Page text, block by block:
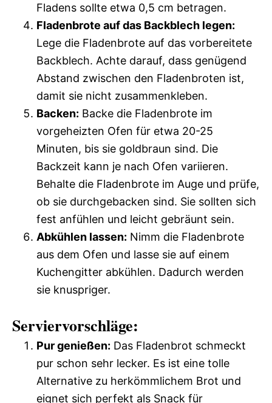
Fladens sollte etwa 0,5 cm betragen.
Fladenbrote auf das Backblech legen:
Lege die Fladenbrote auf das vorbereitete
Backblech. Achte darauf, dass genügend
Abstand zwischen den Fladenbroten ist,
damit sie nicht zusammenkleben.
Backen: Backe die Fladenbrote im
vorgeheizten Ofen für etwa 20-25
Minuten, bis sie goldbraun sind. Die
Backzeit kann je nach Ofen variieren.
Behalte die Fladenbrote im Auge und prüfe,
ob sie durchgebacken sind. Sie sollten sich
fest anfühlen und leicht gebräunt sein.
Abkühlen lassen: Nimm die Fladenbrote
aus dem Ofen und lasse sie auf einem
Kuchengitter abkühlen. Dadurch werden
sie knuspriger.
Serviervorschläge:
Pur genießen: Das Fladenbrot schmeckt
pur schon sehr lecker. Es ist eine tolle
Alternative zu herkömmlichem Brot und
eignet sich perfekt als Snack für